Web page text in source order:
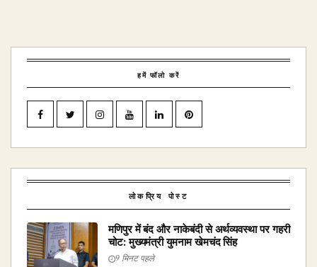
हमें फॉलो करें
लोकप्रिय पोस्ट
मणिपुर में बंद और नाकेबंदी से अर्थव्यवस्था पर गहरी
चोट: मुख्यमंत्री युमनाम खेमचंद सिंह
9 मिनट पहले